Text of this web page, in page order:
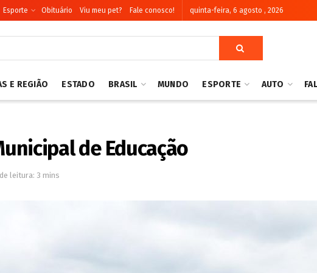
Esporte Obituário Viu meu pet? Fale conosco! quinta-feira, 6 agosto , 2026
E REGIÃO ESTADO BRASIL MUNDO ESPORTE AUTO
de Educação
leitura: 3 mins